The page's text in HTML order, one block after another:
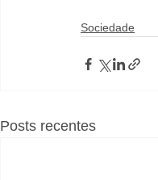
Sociedade
Posts recentes